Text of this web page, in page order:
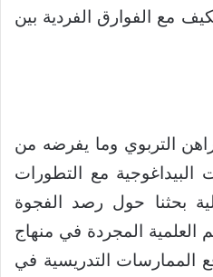
مع الفوارق الفردية بين
التربوي وما يفرضه من
مع التطورات
بحثنا حول رصد الفجوة
العلمية المجردة في منهاج
الممارسات التدريسية في